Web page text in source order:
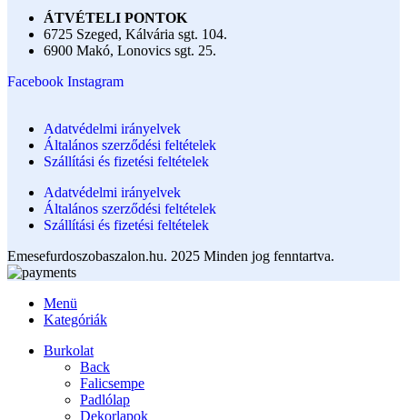
ÁTVÉTELI PONTOK
6725 Szeged, Kálvária sgt. 104.​
6900 Makó, Lonovics sgt. 25.
Facebook Instagram
Adatvédelmi irányelvek
Általános szerződési feltételek
Szállítási és fizetési feltételek
Adatvédelmi irányelvek
Általános szerződési feltételek
Szállítási és fizetési feltételek
Emesefurdoszobaszalon.hu. 2025 Minden jog fenntartva.
Menü
Kategóriák
Burkolat
Back
Falicsempe
Padlólap
Dekorlapok